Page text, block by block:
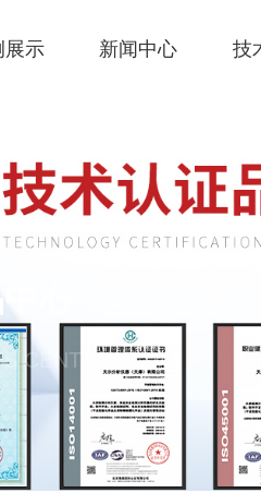
展示 新闻中心 技
心
CENTER